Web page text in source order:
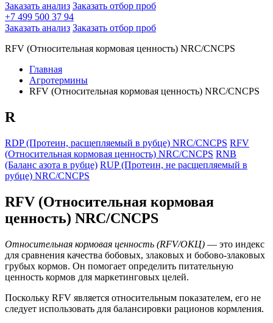
Заказать анализ Заказать отбор проб
+7 499 500 37 94
Заказать анализ Заказать отбор проб
RFV (Относительная кормовая ценность) NRC/CNCPS
Главная
Агротермины
RFV (Относительная кормовая ценность) NRC/CNCPS
R
RDP (Протеин, расщепляемый в рубце) NRC/CNCPS RFV
(Относительная кормовая ценность) NRC/CNCPS RNB
(Баланс азота в рубце) RUP (Протеин, не расщепляемый в
рубце) NRC/CNCPS
RFV (Относительная кормовая
ценность) NRC/CNCPS
Относительная кормовая ценность (RFV/ОКЦ) — это индекс
для сравнения качества бобовых, злаковых и бобово-злаковых
грубых кормов. Он помогает определить питательную
ценность кормов для маркетинговых целей.
Поскольку RFV является относительным показателем, его не
следует использовать для балансировки рационов кормления.